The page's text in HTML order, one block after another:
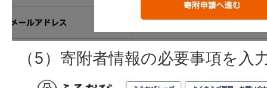
（5）寄附者情報の必要事項を入